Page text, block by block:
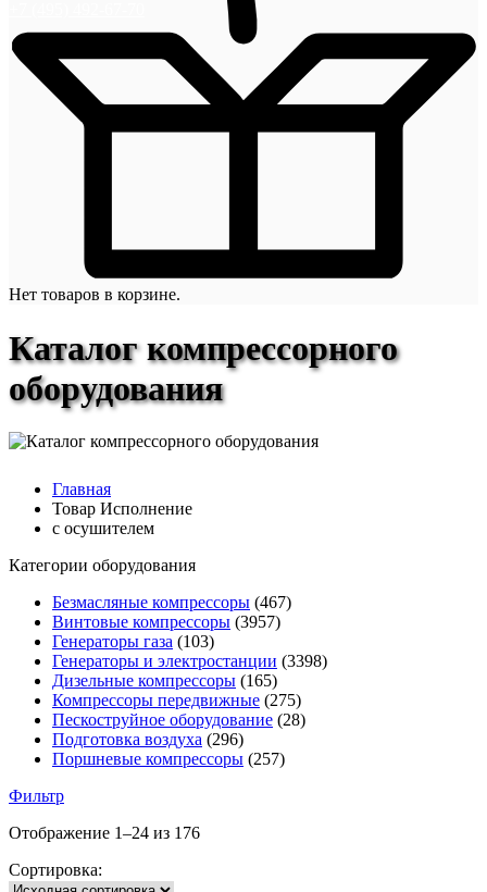
Нет товаров в корзине.
Каталог компрессорного
оборудования
Главная
Товар Исполнение
с осушителем
Категории оборудования
Безмасляные компрессоры (467)
Винтовые компрессоры (3957)
Генераторы газа (103)
Генераторы и электростанции (3398)
Дизельные компрессоры (165)
Компрессоры передвижные (275)
Пескоструйное оборудование (28)
Подготовка воздуха (296)
Поршневые компрессоры (257)
Фильтр
Отображение 1–24 из 176
Сортировка: